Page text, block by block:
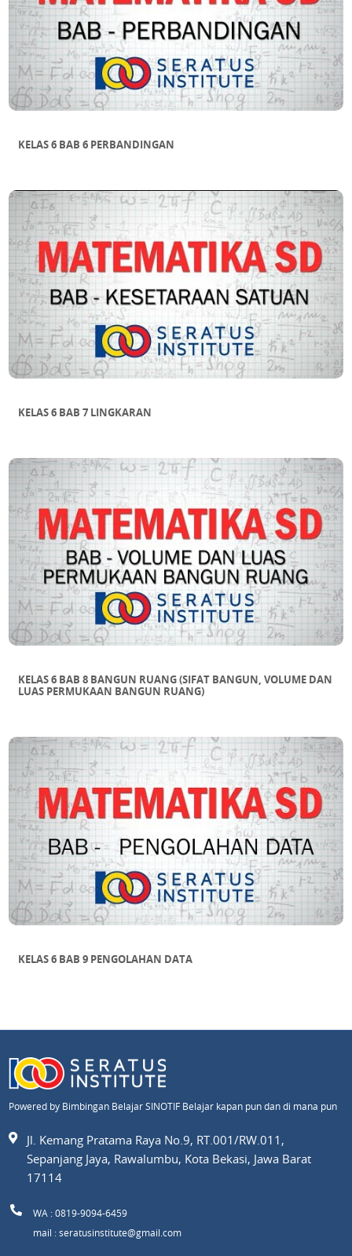
KELAS 6 BAB 6 PERBANDINGAN
KELAS 6 BAB 7 LINGKARAN
KELAS 6 BAB 8 BANGUN RUANG (SIFAT BANGUN, VOLUME DAN
LUAS PERMUKAAN BANGUN RUANG)
KELAS 6 BAB 9 PENGOLAHAN DATA
Powered by Bimbingan Belajar SINOTIF Belajar kapan pun dan di mana pun
Jl. Kemang Pratama Raya No.9, RT.001/RW.011,
Sepanjang Jaya, Rawalumbu, Kota Bekasi, Jawa Barat
17114
WA : 0819-9094-6459
mail : seratusinstitute@gmail.com